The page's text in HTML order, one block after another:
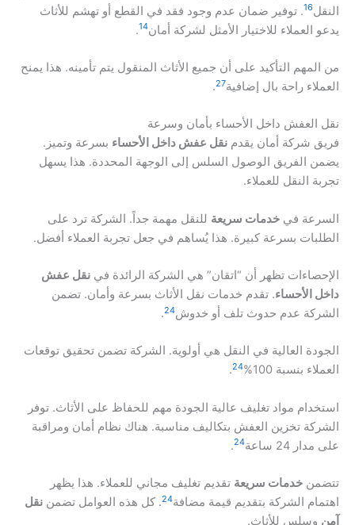
النقل16. توفير ضمان عدم وجود فقد في القطع أو تهشم للأثاث
يدعو العملاء للاختيار الأمثل لشركة أمان14
.
من المهم التأكيد على أن جميع الأثاث المنقول يتم تأمينه. هذا يمنح
العملاء راحة بال إضافية27
.
نقل العفش داخل الأحساء بأمان وسرعة
فريق شركة أمان يقدم نقل عفش داخل الأحساء بسرعة وتميز.
يضمن الفريق الوصول السلس إلى الوجهة المحددة. هذا يسهل
تجربة النقل للعملاء.
السرعة في خدمات سريعة للنقل مهمة جداً. الشركة ترد على
الطلبات بسرعة كبيرة. هذا يُساهم في جعل تجربة العملاء أفضل.
الإحصاءات تظهر أن “اتقان” هي الشركة الرائدة في نقل عفش
داخل الأحساء. تقدم خدمات نقل الأثاث بسرعة وأمان. تضمن
الشركة عدم حدوث تلف أو خدوش24
.
الجودة العالية في النقل هي أولوية. الشركة تضمن تحقيق توقعات
العملاء بنسبة 100%
24
.
استخدام مواد تغليف عالية الجودة مهم للحفاظ على الأثاث. توفر
الشركة تخزين العفش بتكاليف مناسبة. هناك نظام أمان ومراقبة
على مدار 24 ساعة
24
.
تتضمن خدمات سريعة تقديم تغليف مجاني للعملاء. هذا يظهر
اهتمام الشركة بتقديم قيمة مضافة24. كل هذه العوامل تضمن نقل
آمن وسلس للأثاث.